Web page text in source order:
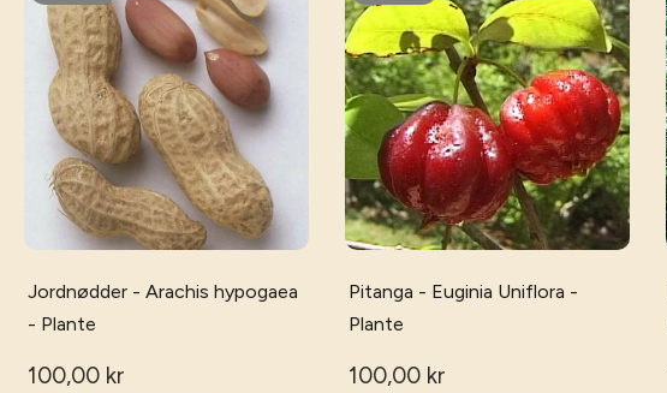
Jordnødder - Arachis hypogaea
- Plante
100,00 kr
Pitanga - Euginia Uniflora -
Plante
100,00 kr